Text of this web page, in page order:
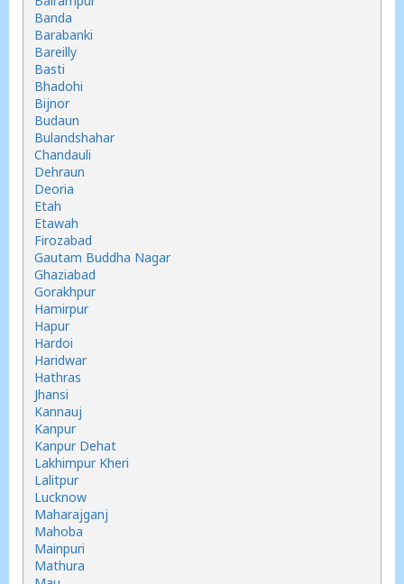
Banda
Barabanki
Bareilly
Basti
Bhadohi
Bijnor
Budaun
Bulandshahar
Chandauli
Dehraun
Deoria
Etah
Etawah
Firozabad
Gautam Buddha Nagar
Ghaziabad
Gorakhpur
Hamirpur
Hapur
Hardoi
Haridwar
Hathras
Jhansi
Kannauj
Kanpur
Kanpur Dehat
Lakhimpur Kheri
Lalitpur
Lucknow
Maharajganj
Mahoba
Mainpuri
Mathura